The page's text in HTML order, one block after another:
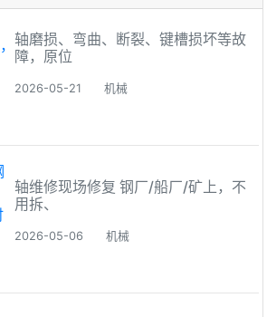
轴磨损、弯曲、断裂、键槽损坏等故
障，原位
2026-05-21 机械
轴维修现场修复 钢厂/船厂/矿上，不
用拆、
2026-05-06 机械